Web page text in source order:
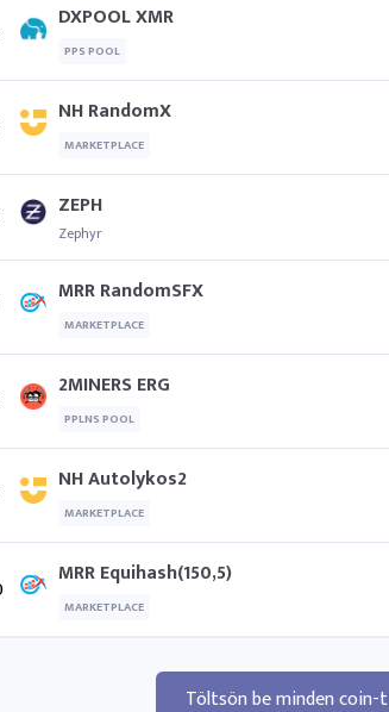
DXPOOL XMR
PPS POOL
NH RandomX
MARKETPLACE
ZEPH
Zephyr
MRR RandomSFX
MARKETPLACE
2MINERS ERG
PPLNS POOL
NH Autolykos2
MARKETPLACE
MRR Equihash(150,5)
MARKETPLACE
Töltsön be minden coin-t